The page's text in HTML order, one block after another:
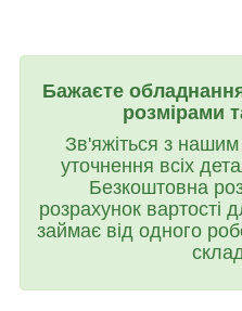
Бажаєте
розмірами
Зв'яжіться з нашим
уточнення всіх
Безкоштовна
розрахунок вартості
займає від одного